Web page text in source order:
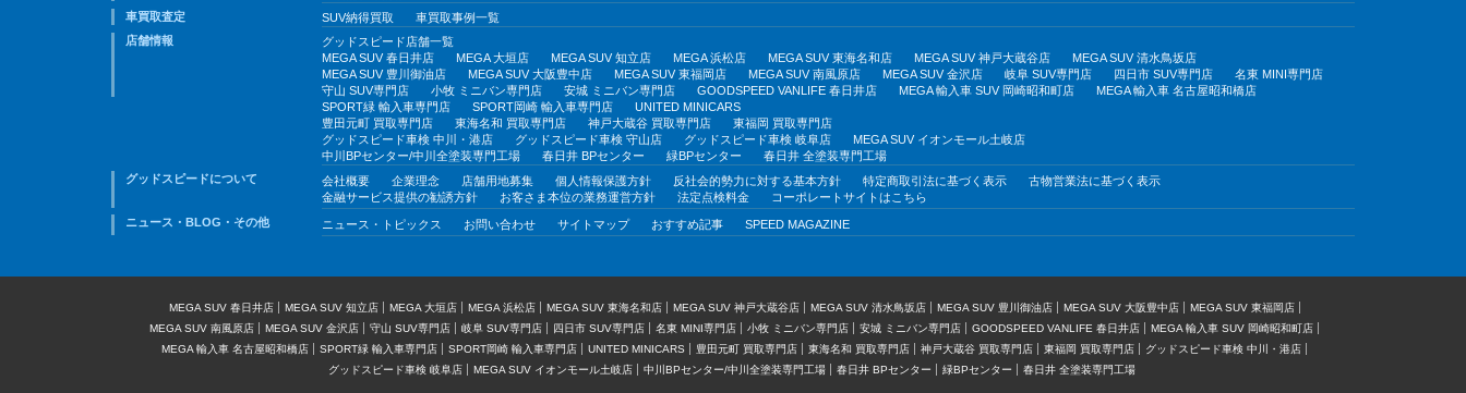
車買取査定
SUV納得買取
車買取事例一覧
店舗情報
グッドスピード店舗一覧
MEGA SUV 春日井店
MEGA 大垣店 MEGA SUV 知立店 MEGA 浜松店 MEGA SUV 東海名和店 MEGA SUV 神戸大蔵谷店
MEGA SUV 清水鳥坂店
MEGA SUV 豊川御油店
MEGA SUV 大阪豊中店 MEGA SUV 東福岡店 MEGA SUV 南風原店 MEGA SUV 金沢店 岐阜 SUV専門店 四日市 SUV専門店
名東 MINI専門店
守山 SUV専門店
小牧 ミニバン専門店 安城 ミニバン専門店 GOODSPEED VANLIFE 春日井店 MEGA 輸入車 SUV 岡崎昭和町店
MEGA 輸入車 名古屋昭和橋店
SPORT緑 輸入車専門店
SPORT岡崎 輸入車専門店
UNITED MINICARS
豊田元町 買取専門店
東海名和 買取専門店 神戸大蔵谷 買取専門店
東福岡 買取専門店
グッドスピード車検 中川・港店
グッドスピード車検 守山店 グッドスピード車検 岐阜店
MEGA SUV イオンモール土岐店
中川BPセンター/中川全塗装専門工場
春日井 BPセンター 緑BPセンター
春日井 全塗装専門工場
グッドスピードについて
会社概要 企業理念 店舗用地募集 個人情報保護方針 反社会的勢力に対する基本方針 特定商取引法に基づく表示
古物営業法に基づく表示
金融サービス提供の勧誘方針
お客さま本位の業務運営方針 法定点検料金
コーポレートサイトはこちら
ニュース・BLOG・その他
ニュース・トピックス お問い合わせ サイトマップ おすすめ記事 SPEED MAGAZINE
MEGA SUV 春日井店 MEGA SUV 知立店 MEGA 大垣店 MEGA 浜松店 MEGA SUV 東海名和店 MEGA SUV 神戸大蔵谷店 MEGA SUV 清水鳥坂店 MEGA SUV 豊川御油店 MEGA SUV 大阪豊中店
MEGA SUV 東福岡店
MEGA SUV 南風原店
MEGA SUV 金沢店 守山 SUV専門店 岐阜 SUV専門店 四日市 SUV専門店 名東 MINI専門店 小牧 ミニバン専門店 安城 ミニバン専門店 GOODSPEED VANLIFE 春日井店
MEGA 輸入車 SUV 岡崎昭和町店
MEGA 輸入車 名古屋昭和橋店
SPORT緑 輸入車専門店 SPORT岡崎 輸入車専門店 UNITED MINICARS 豊田元町 買取専門店 東海名和 買取専門店 神戸大蔵谷 買取専門店 東福岡 買取専門店
グッドスピード車検 中川・港店
グッドスピード車検 岐阜店
MEGA SUV イオンモール土岐店 中川BPセンター/中川全塗装専門工場 春日井 BPセンター 緑BPセンター 春日井 全塗装専門工場